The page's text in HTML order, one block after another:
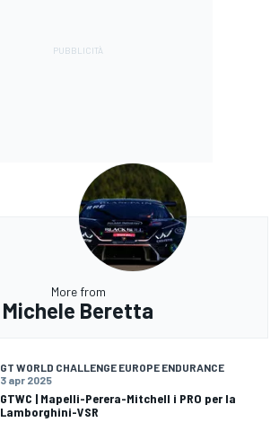
More from
Michele Beretta
GT WORLD CHALLENGE EUROPE ENDURANCE
3 apr 2025
GTWC | Mapelli-Perera-Mitchell i PRO per la
Lamborghini-VSR